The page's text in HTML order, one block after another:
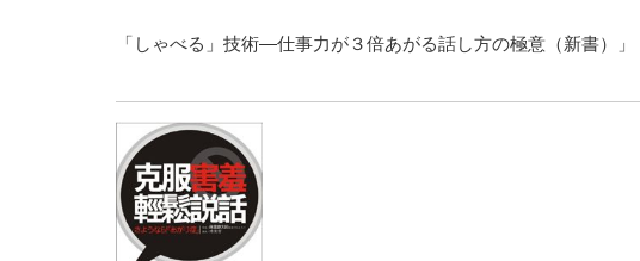
「しゃべる」技術―仕事力が３倍あがる話し方の極意（新書）」